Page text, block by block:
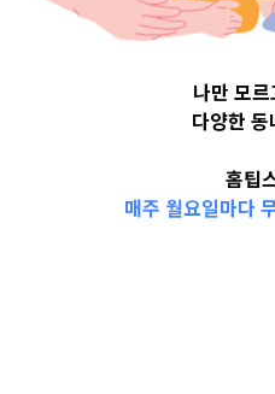
나만 모
다양한
홈팁
매주 월요일마다